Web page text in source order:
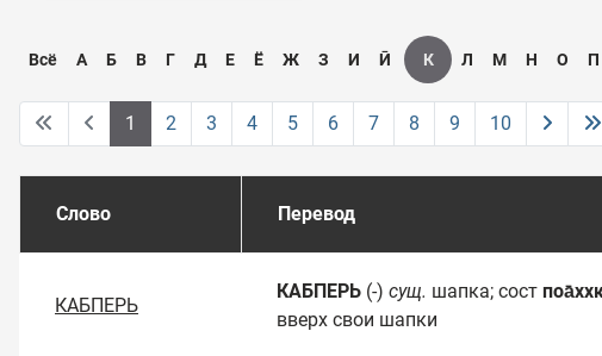
Всё А Б В Г Д Е Ё Ж З И Ӣ К Л М Н О П
1 2 3 4 5 6 7 8 9 10
Слово Перевод
КАБПЕРЬ
КАБПЕРЬ (-) сущ. шапка; сост
вверх свои шапки